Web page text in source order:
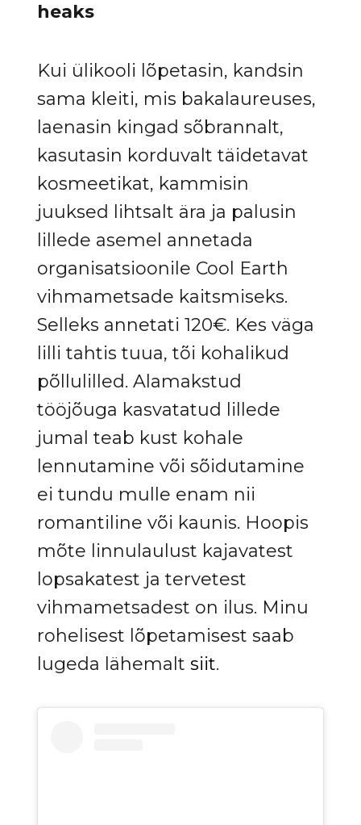
heaks
Kui ülikooli lõpetasin, kandsin
sama kleiti, mis bakalaureuses,
laenasin kingad sõbrannalt,
kasutasin korduvalt täidetavat
kosmeetikat, kammisin
juuksed lihtsalt ära ja palusin
lillede asemel annetada
organisatsioonile Cool Earth
vihmametsade kaitsmiseks.
Selleks annetati 120€. Kes väga
lilli tahtis tuua, tõi kohalikud
põllulilled. Alamakstud
tööjõuga kasvatatud lillede
jumal teab kust kohale
lennutamine või sõidutamine
ei tundu mulle enam nii
romantiline või kaunis. Hoopis
mõte linnulaulust kajavatest
lopsakatest ja tervetest
vihmametsadest on ilus. Minu
rohelisest lõpetamisest saab
lugeda lähemalt siit.